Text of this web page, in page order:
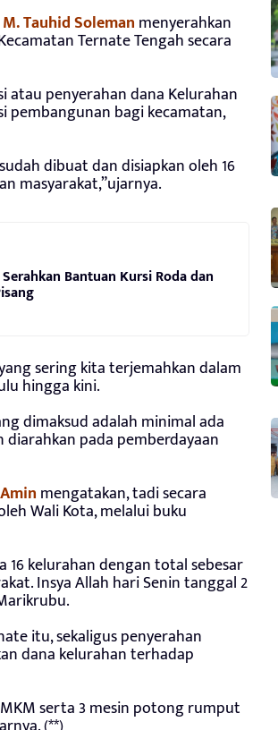
M. Tauhid Soleman menyerahkan
Ternate Tengah secara
atau penyerahan dana Kelurahan
pembangunan bagi kecamatan,
dibuat dan disiapkan oleh 16
masyarakat,”ujarnya.
Bantuan Kursi Roda dan
sering kita terjemahkan dalam
hingga kini.
dimaksud adalah minimal ada
pada pemberdayaan
mengatakan, tadi secara
Wali Kota, melalui buku
kelurahan dengan total sebesar
Insya Allah hari Senin tanggal 2
itu, sekaligus penyerahan
dana kelurahan terhadap
serta 3 mesin potong rumput